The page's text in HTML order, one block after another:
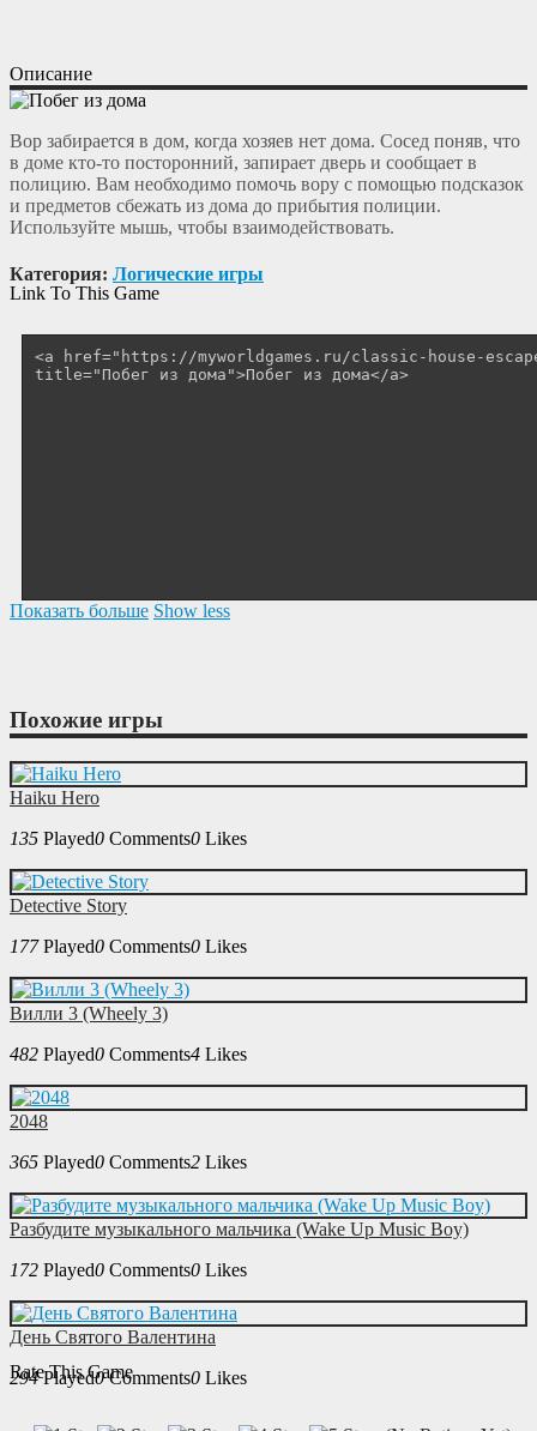
Link To This Game
Rate This Game
Описание
Вор забирается в дом, когда хозяев нет дома. Сосед поняв, что
в доме кто-то посторонний, запирает дверь и сообщает в
полицию. Вам необходимо помочь вору с помощью подсказок
и предметов сбежать из дома до прибытия полиции.
Используйте мышь, чтобы взаимодействовать.
Категория: Логические игры
Показать больше Show less
Похожие игры
Haiku Hero
135 Played0 Comments0 Likes
Detective Story
177 Played0 Comments0 Likes
Вилли 3 (Wheely 3)
482 Played0 Comments4 Likes
2048
365 Played0 Comments2 Likes
Разбудите музыкального мальчика (Wake Up Music Boy)
172 Played0 Comments0 Likes
День Святого Валентина
294 Played0 Comments0 Likes